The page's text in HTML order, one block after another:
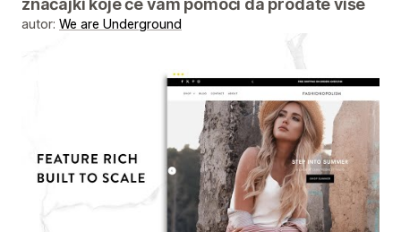
značajki koje će vam pomoći da prodate više
autor: We are Underground